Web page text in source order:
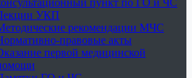
пункт по ГО и ЧС
УКП
рекомендации МЧС
правовые акты
первой медицинской